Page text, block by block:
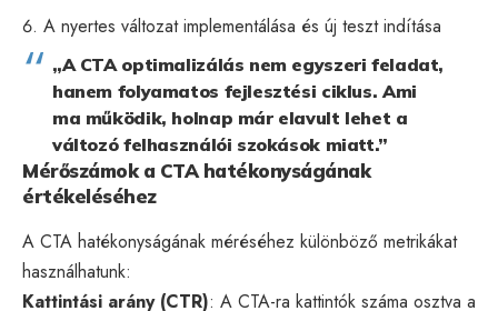
A nyertes változat implementálása és új teszt indítása
„A CTA optimalizálás nem egyszeri feladat,
hanem folyamatos fejlesztési ciklus. Ami
ma működik, holnap már elavult lehet a
változó felhasználói szokások miatt.”
Mérőszámok a CTA hatékonyságának
értékeléséhez
A CTA hatékonyságának méréséhez különböző metrikákat
használhatunk:
Kattintási arány (CTR): A CTA-ra kattintók száma osztva a